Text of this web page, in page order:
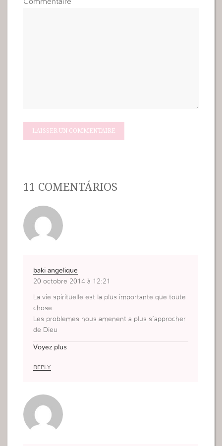
11 COMENTÁRIOS
baki angelique
20 octobre 2014 à 12:21
La vie spirituelle est la plus importante que toute
chose.
Les problemes nous amenent a plus s’approcher
de Dieu
Voyez plus
REPLY